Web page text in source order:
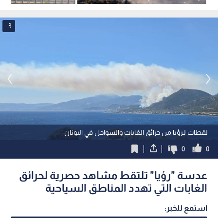
المباني
قرب أثينا
لقطات لـرؤيا من حرائق الغابات والسواحل في اليونان
3
0
0
عدسة "رؤيا" تلتقط مشاهد حصرية لحرائق
الغابات التي تهدد المناطق السياحية
استمع للخبر: